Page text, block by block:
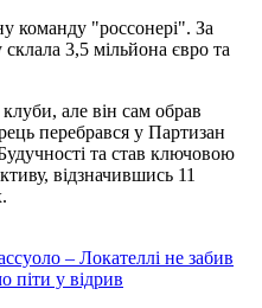
команду "россонері". За
3,5 мільйона євро та
але він сам обрав
перебрався у Партизан
та став ключовою
відзначившись 11
– Локателлі не забив
піти у відрив